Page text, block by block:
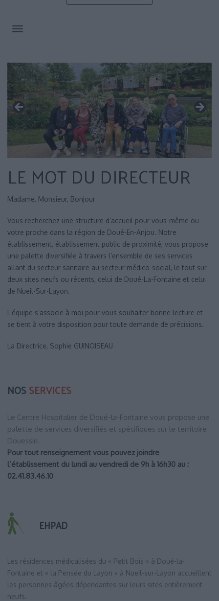
Toggle
LE MOT DU DIRECTEUR
Madame, Monsieur, Bonjour
Vous recherchez une structure d’accueil pour vous-même ou
votre proche dans la région de Doué-En-Anjou. Notre
établissement, établissement public de proximité, vous propose
une palette diversifiée à travers l’ensemble de ses services
allant du secteur sanitaire au secteur médico-social, le tout sur
deux sites neufs ou récents, celui de Doué-La-Fontaine et celui
de Nueil-Sur-Layon.
L’équipe s’associe à moi pour vous souhaiter bonne lecture et
se tient à votre disposition pour toute demande de précisions.
La Directrice, Sophie GUINOISEAU
NOSSERVICES
Le Centre Hospitalier de Doué-la-Fontaine vous propose une
palette de services diversifiés et spécifiques sur le territoire
Douessin.
Pour tout renseignement vous pouvez joindre
l’établissement du lundi au vendredi de 9h à 16h30 au :
02.41.83.46.10
EHPAD
Les résidences médicalisées du « Petit Bois » à Doué-la-
Fontaine et « la Pensée du Layon » à Nueil-sur-Layon accueillent
les personnes âgées dépendantes sur leurs sites entièrement
neufs.